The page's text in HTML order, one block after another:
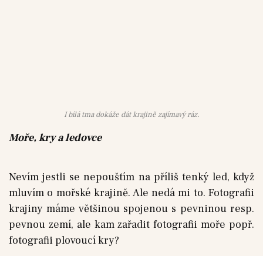
I bílá tma dokáže dát krajině zajímavý ráz.
Moře, kry a ledovce
Nevím jestli se nepouštím na příliš tenký led, když
mluvím o mořské krajině. Ale nedá mi to. Fotografii
krajiny máme většinou spojenou s pevninou resp.
pevnou zemí, ale kam zařadit fotografii moře popř.
fotografii plovoucí kry?